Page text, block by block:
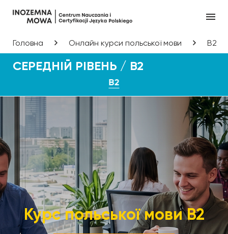
Головна Онлайн курси польської мови B2
СЕРЕДНІЙ РІВЕНЬ / B2
B2
Курс польської мови B2